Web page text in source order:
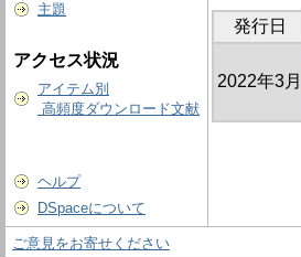
主題
アクセス状況
アイテム別
高頻度ダウンロード文献
ヘルプ
DSpaceについて
発行日
2022年3月
ご意見をお寄せください